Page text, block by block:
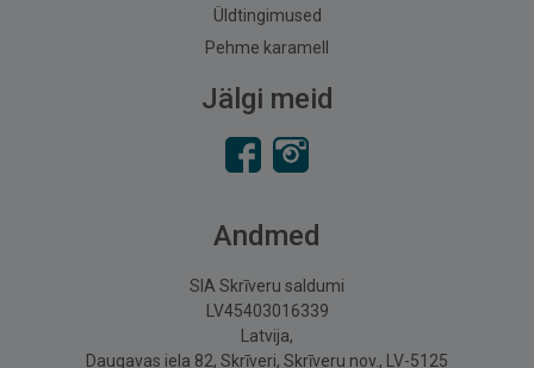
Üldtingimused
Pehme karamell
Jälgi meid
Andmed
SIA Skrīveru saldumi
LV45403016339
Latvija,
Daugavas iela 82, Skrīveri, Skrīveru nov., LV-5125